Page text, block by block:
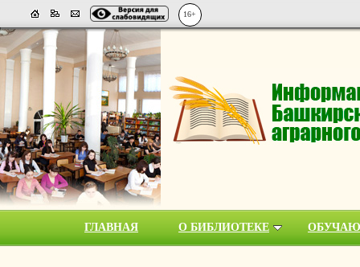
16+
ГЛАВНАЯ О БИБЛИОТЕКЕ